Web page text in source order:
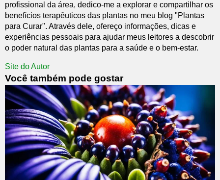
profissional da área, dedico-me a explorar e compartilhar os
benefícios terapêuticos das plantas no meu blog "Plantas
para Curar". Através dele, ofereço informações, dicas e
experiências pessoais para ajudar meus leitores a descobrir
o poder natural das plantas para a saúde e o bem-estar.
Site do Autor
Você também pode gostar